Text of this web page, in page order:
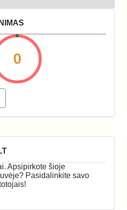
0
Apsipirkote šioje
Pasidalinkite savo